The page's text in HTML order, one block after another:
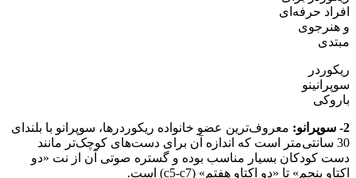
ریکوردر
سوپرانینو
باروکی
2- سوپرانو:
معروف‌ترین عضو خانواده ریکوردرها، سوپرانو با بلندای
30 سانتی‌متر است که اندازه آن برای دست‌های کوچک‌تر مانند
دست کودکان بسیار مناسب بوده و گستره صوتی آن از نت «دو
اکتاو پنجم» تا «دو اکتاو هفتم» (c5-c7) است.